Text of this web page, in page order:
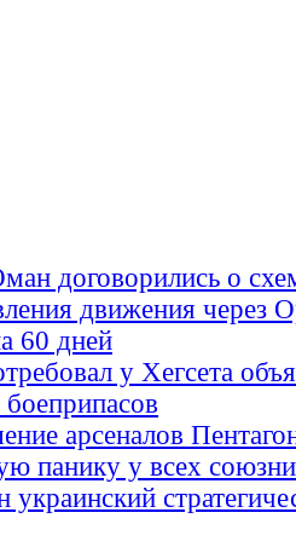
договорились о
движения через
60 дней
у Хегсета
боеприпасов
арсеналов
панику у всех
украинский